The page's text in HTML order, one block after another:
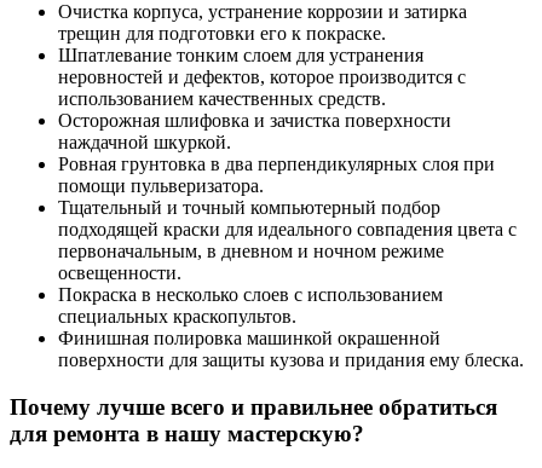
Очистка корпуса, устранение коррозии и затирка
трещин для подготовки его к покраске.
Шпатлевание тонким слоем для устранения
неровностей и дефектов, которое производится с
использованием качественных средств.
Осторожная шлифовка и зачистка поверхности
наждачной шкуркой.
Ровная грунтовка в два перпендикулярных слоя при
помощи пульверизатора.
Тщательный и точный компьютерный подбор
подходящей краски для идеального совпадения цвета с
первоначальным, в дневном и ночном режиме
освещенности.
Покраска в несколько слоев с использованием
специальных краскопультов.
Финишная полировка машинкой окрашенной
поверхности для защиты кузова и придания ему блеска.
Почему лучше всего и правильнее обратиться
для ремонта в нашу мастерскую?